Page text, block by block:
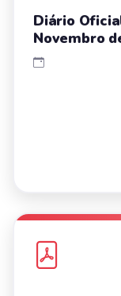
Diário
Novembro